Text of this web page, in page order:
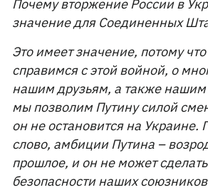
Почему вторжение России в
значение для Соединенных
Это имеет значение, потому
справимся с этой войной, о
нашим друзьям, а также нашим
мы позволим Путину силой
он не остановится на Украине.
слово, амбиции Путина –
прошлое, и он не может
безопасности наших